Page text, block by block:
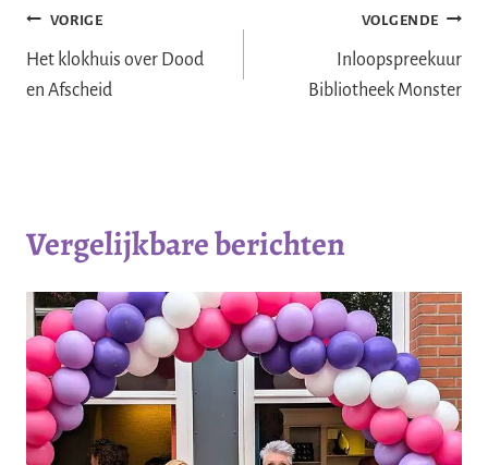
Bericht
navigatie
VORIGE
Het klokhuis over Dood
en Afscheid
VOLGENDE
Inloopspreekuur
Bibliotheek Monster
Vergelijkbare berichten